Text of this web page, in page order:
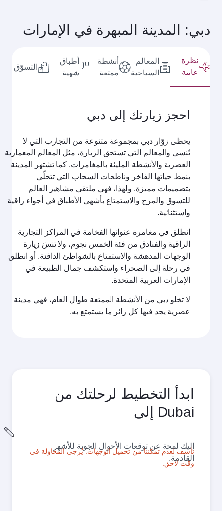
دبي: المدينة المبهرة في الإمارات
نظرة
عامة
المعالم
السياحية
أنشطة
ممتعة
أطباق
شهية
التسوّق
احجز زيارتك إلى دبي
يحظى زوّار دبي بمجموعة متنوعة من التجارب التي لا
تُنسى والمعالم التي تستحق الزيارة، مثل المعالم المعمارية
العصرية والأنشطة المليئة بالمغامرات. كما تشتهر المدينة
بنمط حياتها الفاخر وناطحات السحاب التي تتحلّى
بتصميمات مميزة. ولهذا، فهي ملتقى مشاهير العالم
للتسوق والمرح والاستمتاع بأشهى الأطباق في أجواء راقية
واستثنائية.
انطلق في مغامرة عنوانها الفخامة في المراكز التجارية
الراقية والفنادق من فئة الخمس نجوم، ولا تنسَ زيارة
الوجهات المدهشة والاستمتاع بالشواطئ الدافئة. أو انطلق
في رحلة إلى الصحراء واستكشف جمال الطبيعة في
الإمارات العربية المتحدة.
لا تخلو دبي من الأنشطة الممتعة طوال العام، فهي مدينة
عصرية يجد فيها كل زائر ما يستمتع به.
ابدأ التخطيط لرحلتك من
Dubai إلى
المغادرة
نأسف لعدم تمكننا من تحميل الوجهات. يُرجى المحاولة في
وقت لاحق.
إليك لمحة عن توقعات الأحوال الجوية للأشهر
القادمة.